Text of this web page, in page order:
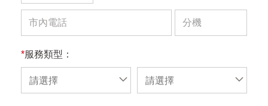
*服務類型：
請選擇 請選擇